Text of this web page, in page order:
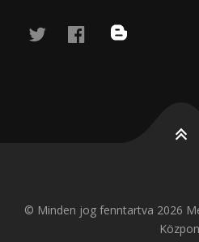
twitterfacebook
blog
© Minden jog fenntartva 2026